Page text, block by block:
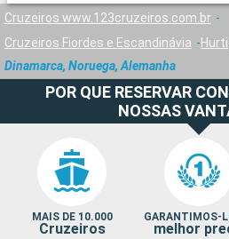
Cruzeiros www.123cruzeiros.com.br
Cruzeiros Fiordes e Escandinávia
Dinamarca, Noruega, Alemanha
POR QUE RESERVAR
NOSSAS
MAIS DE 10.000
Cruzeiros
GARANTIMOS-
melhor